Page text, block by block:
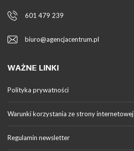
601 479 239
biuro@agencjacentrum.pl
WAŻNE LINKI
Polityka prywatności
Warunki korzystania ze strony internetowej
Regulamin newsletter